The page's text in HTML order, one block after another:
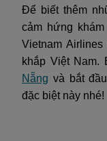
Để biết thêm
cảm hứng
Vietnam
khắp Việt
Nẵng và bắt
đặc biệt này nhé!